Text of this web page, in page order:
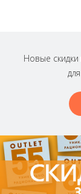
Новые